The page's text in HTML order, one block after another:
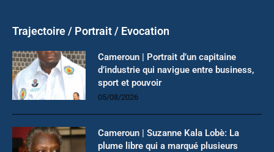
Trajectoire / Portrait / Evocation
Cameroun | Portrait d’un capitaine
d’industrie qui navigue entre business,
sport et pouvoir
05/08/2026
Cameroun | Suzanne Kala Lobè: La
plume libre qui a marqué plusieurs